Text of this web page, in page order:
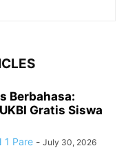
Berbahasa:
Gratis Siswa
1 Pare - July 30, 2026